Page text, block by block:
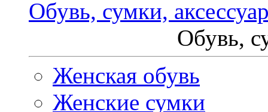
Обувь, сумки,
Обувь,
Женская обувь
Женские сумки